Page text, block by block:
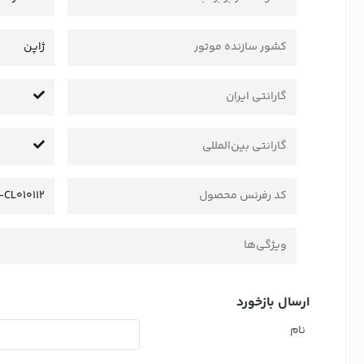
کشور سازنده موتور ژاپن
گارانتی ایران
گارانتی بین‌المللی
کد رفرنس محصول
ویژگی‌ها
ارسال بازخورد
نام